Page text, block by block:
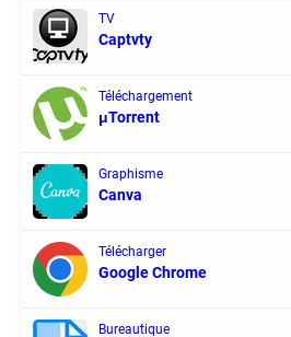
TV
Captvty
Téléchargement
μTorrent
Graphisme
Canva
Télécharger
Google Chrome
Bureautique